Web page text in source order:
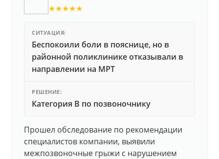
★★★★★
СИТУАЦИЯ:
Беспокоили боли в пояснице, но в
районной поликлинике отказывали в
направлении на МРТ
РЕШЕНИЕ:
Категория В по позвоночнику
Прошел обследование по рекомендации
специалистов компании, выявили
межпозвоночные грыжи с нарушением